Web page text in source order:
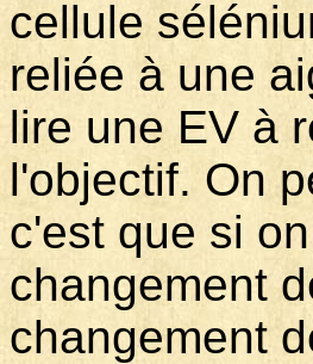
cellule
reliée à une
lire une EV à
l'objectif. On
c'est que si
changement
changement